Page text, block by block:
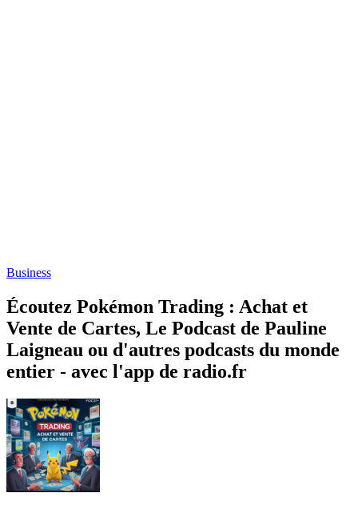
Business
Écoutez Pokémon Trading : Achat et
Vente de Cartes, Le Podcast de Pauline
Laigneau ou d'autres podcasts du monde
entier - avec l'app de radio.fr